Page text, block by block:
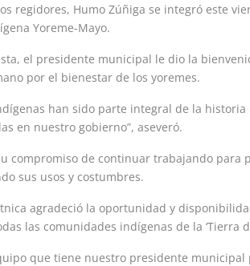
regidores, Humo Zúñiga se integró este
Yoreme-Mayo.
el presidente municipal le dio la
por el bienestar de los yoremes.
han sido parte integral de la
en nuestro gobierno”, aseveró.
su compromiso de continuar trabajando
sus usos y costumbres.
agradeció la oportunidad y
las comunidades indígenas de la ‘Tierra
que tiene nuestro presidente